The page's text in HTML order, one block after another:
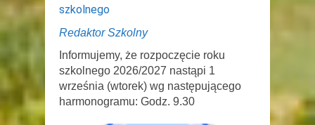
szkolnego
Redaktor Szkolny
Informujemy, że rozpoczęcie roku
szkolnego 2026/2027 nastąpi 1
września (wtorek) wg następującego
harmonogramu: Godz. 9.30